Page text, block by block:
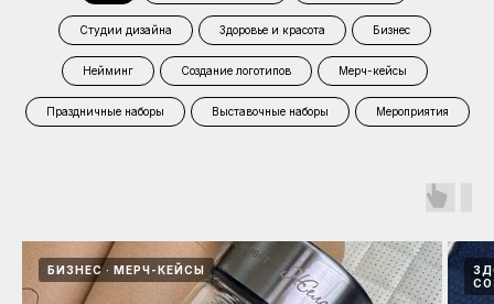
Студии дизайна Здоровье и красота Бизнес
Нейминг Создание логотипов Мерч-кейсы
Праздничные наборы Выставочные наборы Мероприятия
БИЗНЕС МЕРЧ-КЕЙСЫ